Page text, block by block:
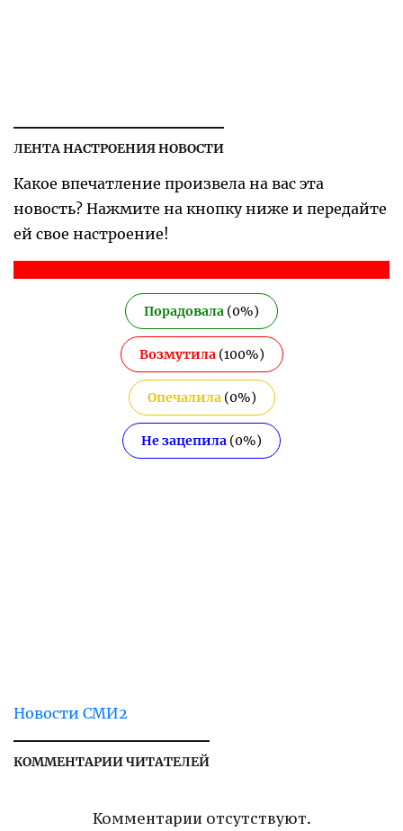
ЛЕНТА НАСТРОЕНИЯ НОВОСТИ
Какое впечатление произвела на вас эта
новость? Нажмите на кнопку ниже и передайте
ей свое настроение!
Порадовала (0%)
Возмутила(100%)
Опечалила(0%)
Не зацепила (0%)
Новости СМИ2
КОММЕНТАРИИ ЧИТАТЕЛЕЙ
Комментарии отсутствуют.